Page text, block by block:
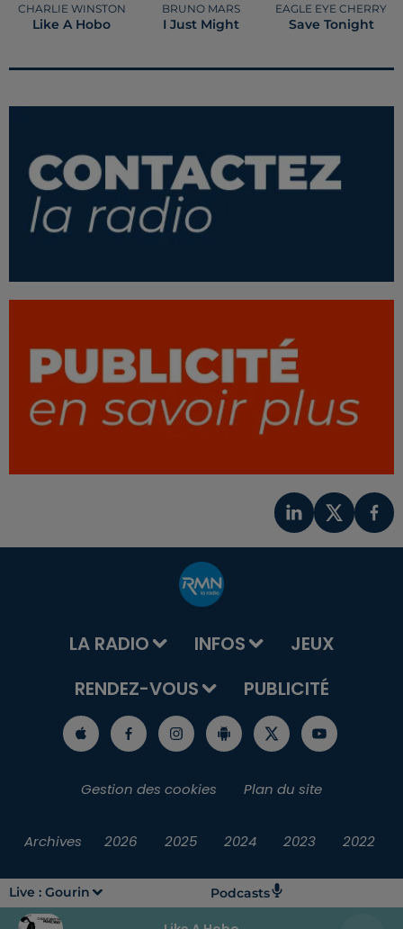
Live : Gourin Podcasts
CHARLIE WINSTON
Like A Hobo
BRUNO MARS
I Just Might
EAGLE EYE CHERRY
Save Tonight
LA RADIO INFOS
JEUX
RENDEZ-VOUS
PUBLICITÉ
Gestion des cookies Plan du site
Archives 2026 2025 2024 2023 2022